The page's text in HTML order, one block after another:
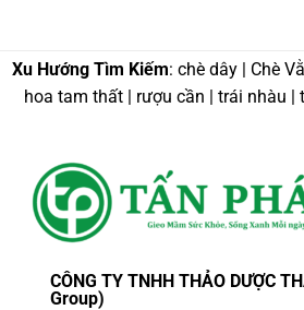
Xu Hướng Tìm Kiếm: chè dây | Chè
hoa tam thất | rượu cần | trái nhàu |
CÔNG TY TNHH THẢO DƯỢC
Group)